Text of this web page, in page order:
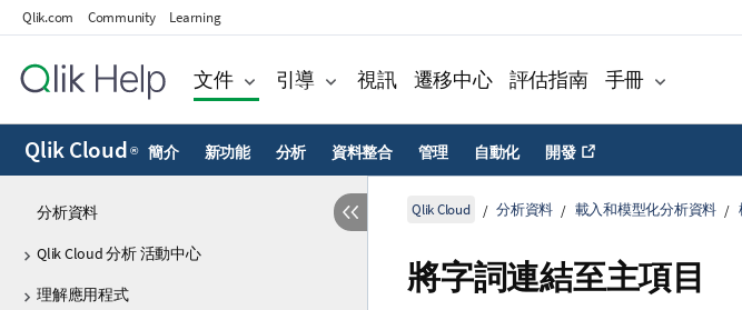
Qlik.com Community Learning
文件 引導 視訊 遷移中心 評估指南 手冊
Qlik Cloud ® 簡介 新功能 分析 資料整合 管理 自動化 開發
分析資料
Qlik Cloud 分析 活動中心
理解應用程式
Qlik Cloud 分析資料 載入和模型化分析資料
將字詞連結至主項目